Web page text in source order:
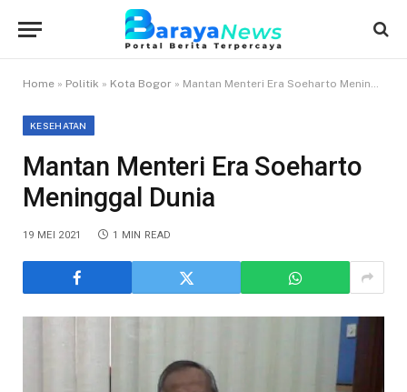
Home » Politik » Kota Bogor » Mantan Menteri Era Soeharto Meninggal Dunia
KESEHATAN
Mantan Menteri Era Soeharto
Meninggal Dunia
19 MEI 2021 1 MIN READ